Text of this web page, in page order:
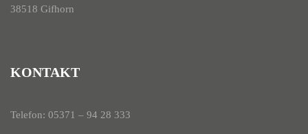
38518 Gifhorn
KONTAKT
Telefon: 05371 – 94 28 333